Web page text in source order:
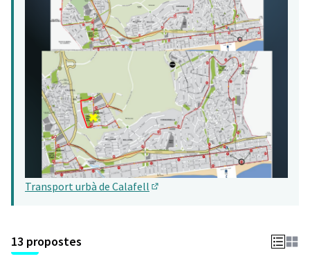
Transport urbà de Calafell
13 propostes